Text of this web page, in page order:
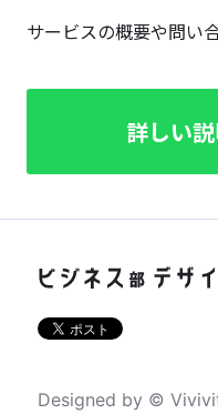
サービスの概要や問い
詳しい
Designed by ©